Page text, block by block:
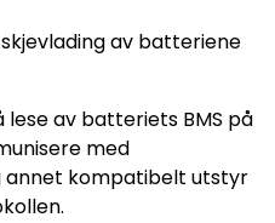
av batteriene
lese av batteriets BMS på
med
kompatibelt utstyr